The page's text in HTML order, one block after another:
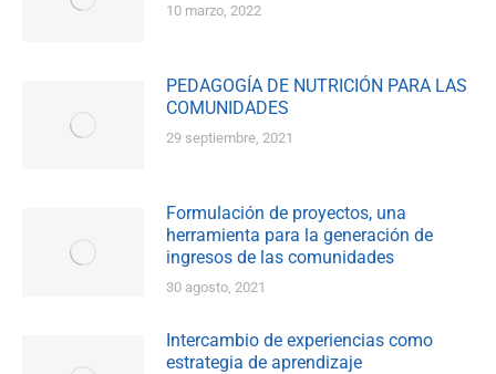
10 marzo, 2022
PEDAGOGÍA DE NUTRICIÓN PARA LAS
COMUNIDADES
29 septiembre, 2021
Formulación de proyectos, una
herramienta para la generación de
ingresos de las comunidades
30 agosto, 2021
Intercambio de experiencias como
estrategia de aprendizaje